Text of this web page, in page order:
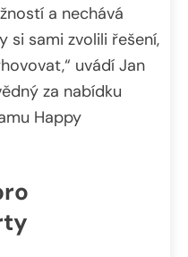
a nechává
si sami zvolili řešení,
uvádí Jan
za nabídku
Happy